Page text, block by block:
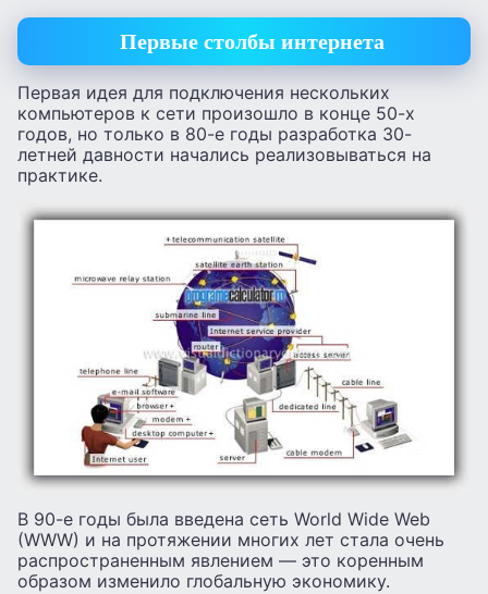
Первые столбы интернета
Первая идея для подключения нескольких
компьютеров к сети произошло в конце 50-х
годов, но только в 80-е годы разработка 30-
летней давности начались реализовываться на
практике.
В 90-е годы была введена сеть World Wide Web
(WWW) и на протяжении многих лет стала очень
распространенным явлением — это коренным
образом изменило глобальную экономику.